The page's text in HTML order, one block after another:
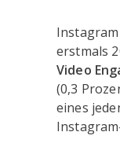
erstmals
Video
(0,3
eines